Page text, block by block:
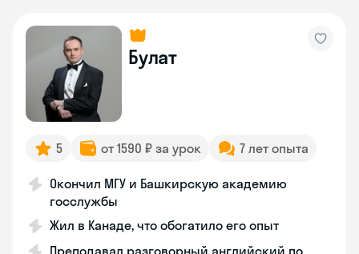
Булат
5 от 1590 ₽ за урок 7 лет опыта
Окончил МГУ и Башкирскую академию
госслужбы
Жил в Канаде, что обогатило его опыт
Преподавал разговорный английский по